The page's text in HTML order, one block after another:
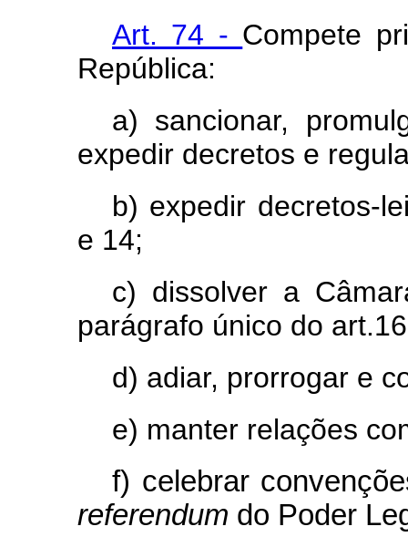
Art. 74 - Compete
República:
a) sancionar,
expedir decretos e
b) expedir decretos-
e 14;
c) dissolver a
parágrafo único do
d) adiar, prorrogar e
e) manter relações
f) celebrar
referendum do Poder